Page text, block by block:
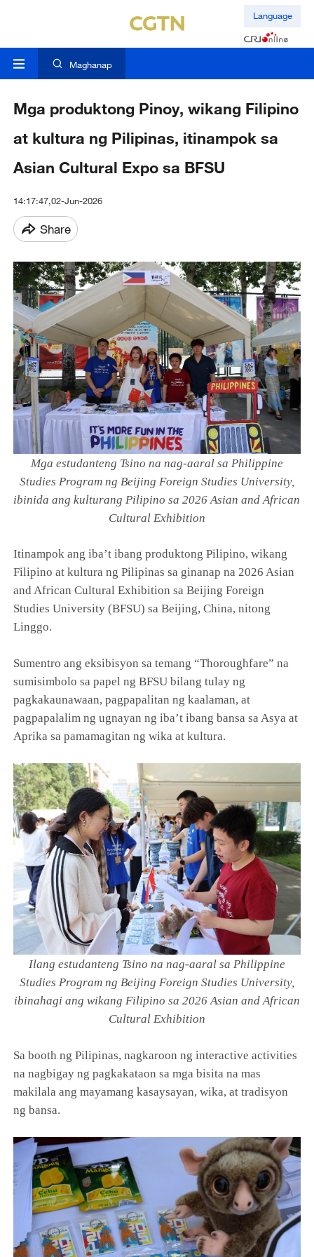
Language
Maghanap
Mga produktong Pinoy, wikang Filipino
at kultura ng Pilipinas, itinampok sa
Asian Cultural Expo sa BFSU
14:17:47,02-Jun-2026
Share
Mga estudanteng Tsino na nag-aaral sa Philippine
Studies Program ng Beijing Foreign Studies University,
ibinida ang kulturang Pilipino sa 2026 Asian and African
Cultural Exhibition
Itinampok ang iba’t ibang produktong Pilipino, wikang
Filipino at kultura ng Pilipinas sa ginanap na 2026 Asian
and African Cultural Exhibition sa Beijing Foreign
Studies University (BFSU) sa Beijing, China, nitong
Linggo.
Sumentro ang eksibisyon sa temang “Thoroughfare” na
sumisimbolo sa papel ng BFSU bilang tulay ng
pagkakaunawaan, pagpapalitan ng kaalaman, at
pagpapalalim ng ugnayan ng iba’t ibang bansa sa Asya at
Aprika sa pamamagitan ng wika at kultura.
Ilang estudanteng Tsino na nag-aaral sa Philippine
Studies Program ng Beijing Foreign Studies University,
ibinahagi ang wikang Filipino sa 2026 Asian and African
Cultural Exhibition
Sa booth ng Pilipinas, nagkaroon ng interactive activities
na nagbigay ng pagkakataon sa mga bisita na mas
makilala ang mayamang kasaysayan, wika, at tradisyon
ng bansa.